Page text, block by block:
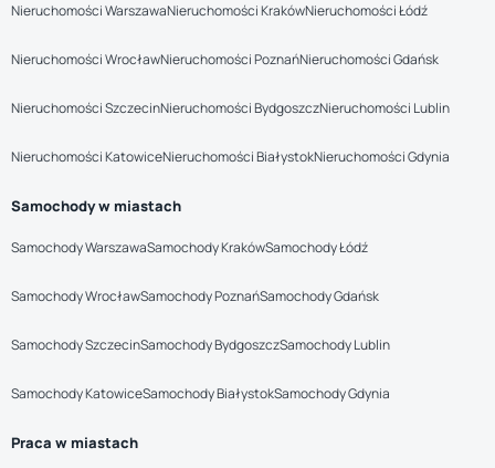
Nieruchomości WarszawaNieruchomości KrakówNieruchomości Łódź
Nieruchomości WrocławNieruchomości PoznańNieruchomości Gdańsk
Nieruchomości SzczecinNieruchomości BydgoszczNieruchomości Lublin
Nieruchomości KatowiceNieruchomości BiałystokNieruchomości Gdynia
Samochody w miastach
Samochody WarszawaSamochody KrakówSamochody Łódź
Samochody WrocławSamochody PoznańSamochody Gdańsk
Samochody SzczecinSamochody BydgoszczSamochody Lublin
Samochody KatowiceSamochody BiałystokSamochody Gdynia
Praca w miastach